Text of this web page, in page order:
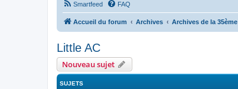
Smartfeed FAQ
Accueil du forum Archives Archives de la 35ème
Little AC
Nouveau sujet
SUJETS